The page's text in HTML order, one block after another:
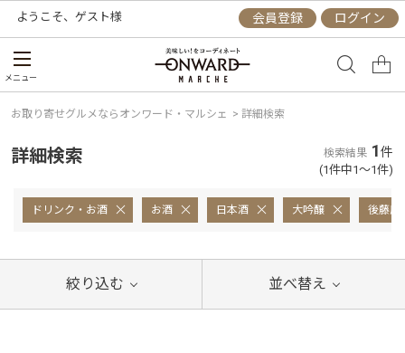
ようこそ、 ゲスト様 会員登録 ログイン
メニュー
お取り寄せグルメならオンワード・マルシェ > 詳細検索
詳細検索 検索結果 1件
(1件中1～1件)
ドリンク・お酒 お酒 日本酒 大吟醸 後藤康
絞り込む 並べ替え